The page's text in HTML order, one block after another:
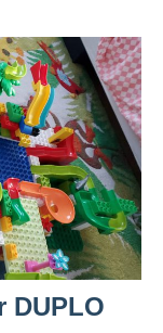
DUPLO